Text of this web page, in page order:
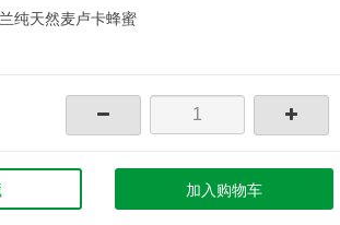
纯天然麦卢卡蜂蜜
加入购物车